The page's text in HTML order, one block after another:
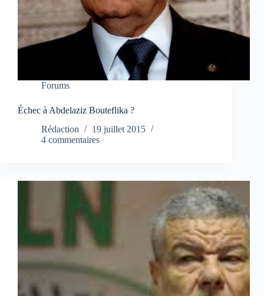
Forums
Échec à Abdelaziz Bouteflika ?
Rédaction
19 juillet 2015
4 commentaires